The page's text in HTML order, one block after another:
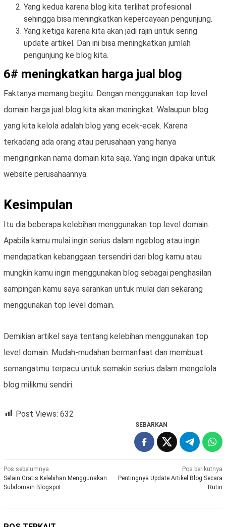
Yang kedua karena blog kita terlihat profesional
sehingga bisa meningkatkan kepercayaan pengunjung.
Yang ketiga karena kita akan jadi rajin untuk sering
update artikel. Dan ini bisa meningkatkan jumlah
pengunjung ke blog kita.
6# meningkatkan harga jual blog
Faktanya memang begitu. Dengan menggunakan top level
domain harga jual blog kita akan meningkat. Walaupun blog
yang kita kelola adalah blog yang ecek-ecek. Karena
terkadang ada orang atau perusahaan yang hanya
menginginkan nama domain kita saja. Yang ingin dipakai untuk
website perusahaannya.
Kesimpulan
Itu dia beberapa kelebihan menggunakan top level domain.
Apabila kamu mulai ingin serius dalam ngeblog atau ingin
mendapatkan kebanggaan tersendiri dari blog kamu atau
mungkin kamu ingin menggunakan blog sebagai penghasilan
sampingan kamu saya sarankan untuk mulai dari sekarang
menggunakan top level domain.
Demikian artikel saya tentang kelebihan menggunakan top
level domain. Mudah-mudahan bermanfaat dan membuat
semangatmu terpacu untuk semakin serius dalam mengelola
blog milikmu sendiri.
Post Views: 632
SEBARKAN
Navigasi
pos
Pos sebelumnya
Selain Gratis Kelebihan Menggunakan
Subdomain Blogspot
Pos berikutnya
Pentingnya Update Artikel Blog Secara
Rutin